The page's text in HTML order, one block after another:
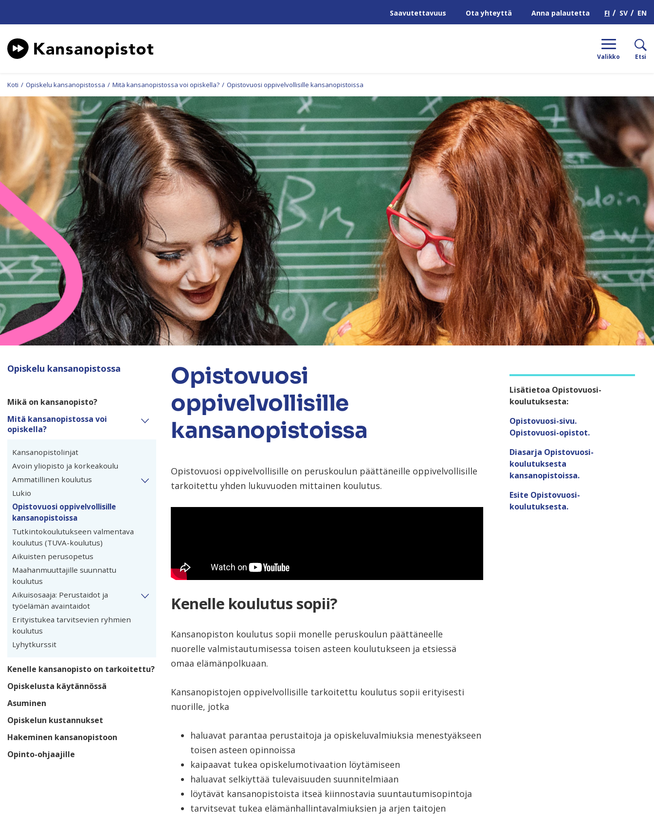
Saavutettavuus Ota yhteyttä Anna palautetta FI SV EN
Valikko Etsi
Koti / Opiskelu kansanopistossa / Mitä kansanopistossa voi opiskella? / Opistovuosi oppivelvollisille kansanopistoissa
Opiskelu kansanopistossa
Mikä on kansanopisto?
Mitä kansanopistossa voi
opiskella?
Kansanopistolinjat
Avoin yliopisto ja korkeakoulu
Ammatillinen koulutus
Lukio
Opistovuosi oppivelvollisille
kansanopistoissa
Tutkintokoulutukseen valmentava
koulutus (TUVA-koulutus)
Aikuisten perusopetus
Maahanmuuttajille suunnattu
koulutus
Aikuisosaaja: Perustaidot ja
työelämän avaintaidot
Erityistukea tarvitsevien ryhmien
koulutus
Lyhytkurssit
Kenelle kansanopisto on tarkoitettu?
Opiskelusta käytännössä
Asuminen
Opiskelun kustannukset
Hakeminen kansanopistoon
Opinto-ohjaajille
Opistovuosi
oppivelvollisille
kansanopistoissa
Opistovuosi oppivelvollisille on peruskoulun päättäneille oppivelvollisille
tarkoitettu yhden lukuvuoden mittainen koulutus.
Kenelle koulutus sopii?
Kansanopiston koulutus sopii monelle peruskoulun päättäneelle
nuorelle valmistautumisessa toisen asteen koulutukseen ja etsiessä
omaa elämänpolkuaan.
Kansanopistojen oppivelvollisille tarkoitettu koulutus sopii erityisesti
nuorille, jotka
haluavat parantaa perustaitoja ja opiskeluvalmiuksia menestyäkseen
toisen asteen opinnoissa
kaipaavat tukea opiskelumotivaation löytämiseen
haluavat selkiyttää tulevaisuuden suunnitelmiaan
löytävät kansanopistoista itseä kiinnostavia suuntautumisopintoja
tarvitsevat tukea elämänhallintavalmiuksien ja arjen taitojen
Lisätietoa Opistovuosi-
koulutuksesta:
Opistovuosi-sivu.
Opistovuosi-opistot.
Diasarja Opistovuosi-
koulutuksesta
kansanopistoissa.
Esite Opistovuosi-
koulutuksesta.